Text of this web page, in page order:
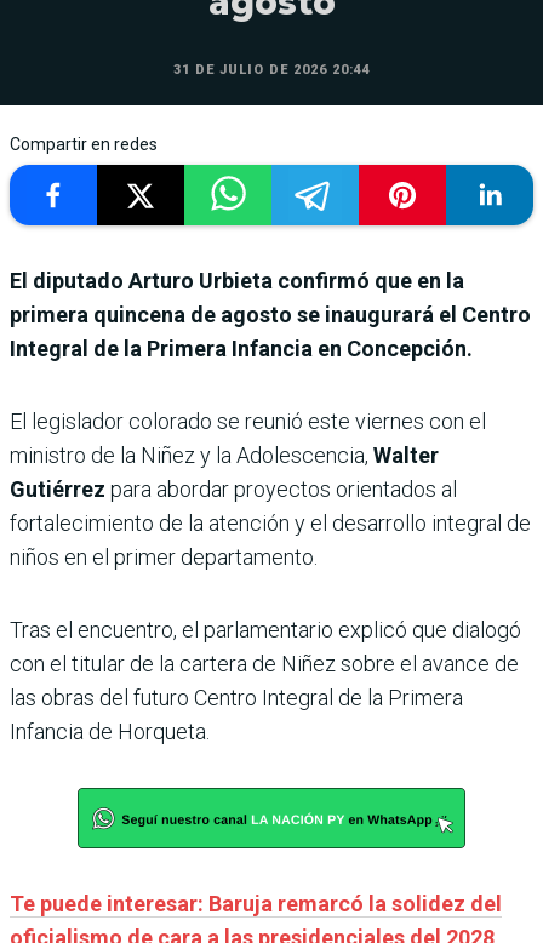
31 DE JULIO DE 2026 20:44
Compartir en redes
El diputado Arturo Urbieta confirmó que en la
primera quincena de agosto se inaugurará el Centro
Integral de la Primera Infancia en Concepción.
El legislador colorado se reunió este viernes con el
ministro de la Niñez y la Adolescencia, Walter
Gutiérrez para abordar proyectos orientados al
fortalecimiento de la atención y el desarrollo integral de
niños en el primer departamento.
Tras el encuentro, el parlamentario explicó que dialogó
con el titular de la cartera de Niñez sobre el avance de
las obras del futuro Centro Integral de la Primera
Infancia de Horqueta.
Te puede interesar: Baruja remarcó la solidez del
oficialismo de cara a las presidenciales del 2028